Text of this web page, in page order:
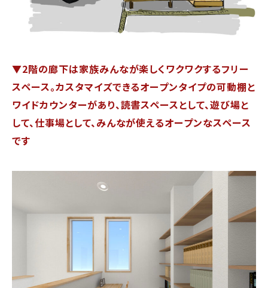
▼2階の廊下は家族みんなが楽しくワクワクするフリー
スペース。カスタマイズできるオープンタイプの可動棚と
ワイドカウンターがあり、読書スペースとして、遊び場と
して、仕事場として、みんなが使えるオープンなスペース
です